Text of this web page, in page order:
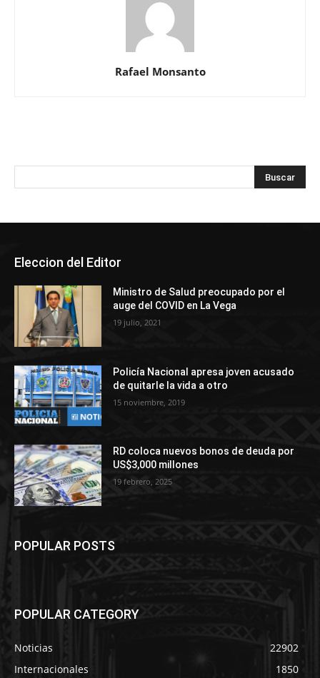
Rafael Monsanto
Eleccion del Editor
Ministro de Salud preocupado por el
auge del COVID en La Vega
19 julio, 2021
Policía Nacional apresa joven acusado
de quitarle la vida a otro
15 noviembre, 2019
RD coloca nuevos bonos de deuda por
US$3,000 millones
19 febrero, 2025
POPULAR POSTS
POPULAR CATEGORY
Noticias
22902
Internacionales
1850